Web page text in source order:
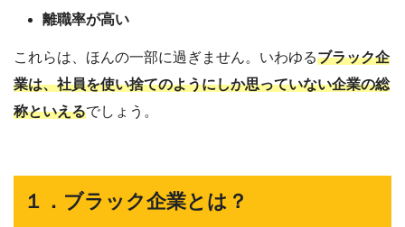
離職率が高い
これらは、ほんの一部に過ぎません。いわゆるブラック企
業は、社員を使い捨てのようにしか思っていない企業の総
称といえるでしょう。
１．ブラック企業とは？